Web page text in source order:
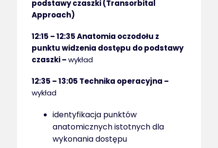
podstawy czaszki (Transorbital
Approach)
12:15 – 12:35Anatomia oczodołu z
punktu widzenia dostępu do podstawy
czaszki –wykład
12:35 – 13:05 Technika operacyjna –
wykład
identyfikacja punktów
anatomicznych istotnych dla
wykonania dostępu